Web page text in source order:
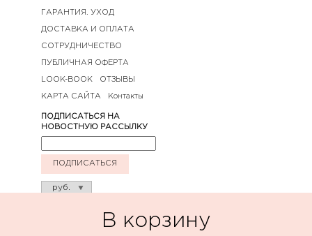
В корзину
ГАРАНТИЯ. УХОД
ДОСТАВКА И ОПЛАТА
СОТРУДНИЧЕСТВО
ПУБЛИЧНАЯ ОФЕРТА
LOOK-BOOK ОТЗЫВЫ
КАРТА САЙТА Контакты
ПОДПИСАТЬСЯ НА
НОВОСТНУЮ РАССЫЛКУ
ПОДПИСАТЬСЯ